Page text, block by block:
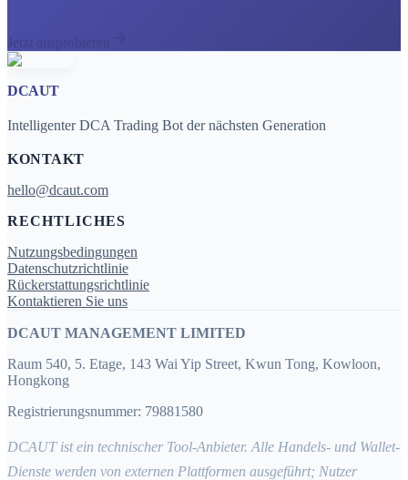
Jetzt ausprobieren
DCAUT
Intelligenter DCA Trading Bot der nächsten Generation
KONTAKT
hello@dcaut.com
RECHTLICHES
Nutzungsbedingungen
Datenschutzrichtlinie
Rückerstattungsrichtlinie
Kontaktieren Sie uns
DCAUT MANAGEMENT LIMITED
Raum 540, 5. Etage, 143 Wai Yip Street, Kwun Tong, Kowloon,
Hongkong
Registrierungsnummer: 79881580
DCAUT ist ein technischer Tool-Anbieter. Alle Handels- und Wallet-
Dienste werden von externen Plattformen ausgeführt; Nutzer